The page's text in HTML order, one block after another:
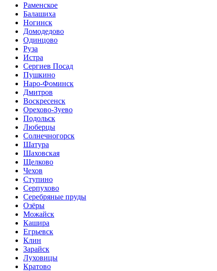
Раменское
Балашиха
Ногинск
Домодедово
Одинцово
Руза
Истра
Сергиев Посад
Пушкино
Наро-Фоминск
Дмитров
Воскресенск
Орехово-Зуево
Подольск
Люберцы
Солнечногорск
Шатура
Шаховская
Щелково
Чехов
Ступино
Серпухово
Серебряные пруды
Озёры
Можайск
Кашира
Егрьевск
Клин
Зарайск
Луховицы
Кратово